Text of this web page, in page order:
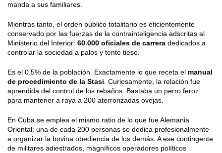
manda a sus familiares.
Mientras tanto, el orden público totalitario es eficientemente
conservado por las fuerzas de la contrainteligencia adscritas al
Ministerio del Interior: 60.000 oficiales de carrera dedicados a
controlar la sociedad a palos y tente tieso.
Es el 0.5% de la población. Exactamente lo que receta el manual
de procedimiento de la Stasi . Curiosamente, la relación fue
aprendida del control de los rebaños. Bastaba un perro feroz
para mantener a raya a 200 aterrorizadas ovejas.
En Cuba se emplea el mismo ratio de lo que fue Alemania
Oriental: una de cada 200 personas se dedica profesionalmente
a organizar la bovina obediencia de los demás. A ese contingente
de militares adiestrados, magníficos operadores políticos